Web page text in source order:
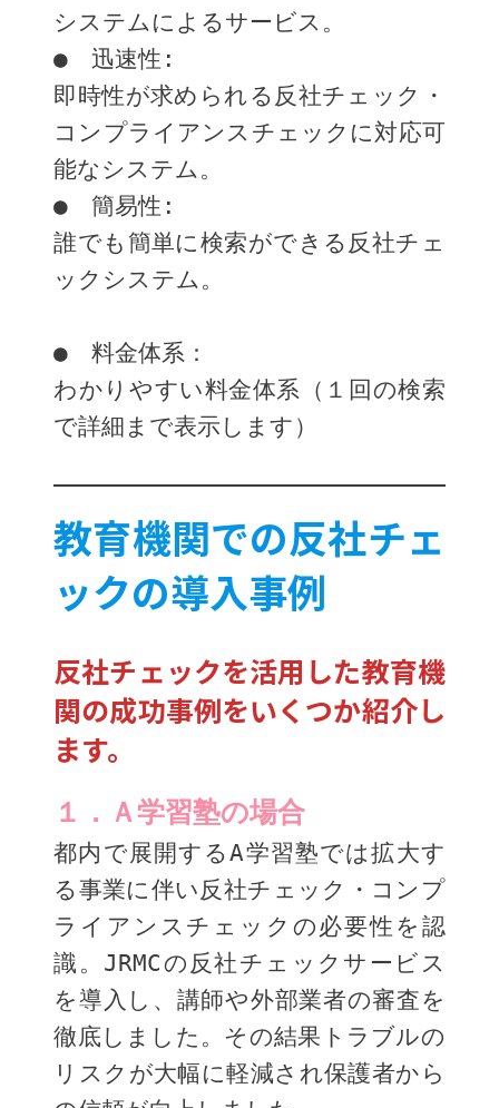
システムによるサービス。
●　迅速性:
即時性が求められる反社チェック・
コンプライアンスチェックに対応可
能なシステム。
●　簡易性:
誰でも簡単に検索ができる反社チェ
ックシステム。
●　料金体系：
わかりやすい料金体系（１回の検索
で詳細まで表示します）
教育機関での反社チェ
ックの導入事例
反社チェックを活用した教育機
関の成功事例をいくつか紹介し
ます。
１．Ａ学習塾の場合
都内で展開するA学習塾では拡大す
る事業に伴い反社チェック・コンプ
ライアンスチェックの必要性を認
識。JRMCの反社チェックサービス
を導入し、講師や外部業者の審査を
徹底しました。その結果トラブルの
リスクが大幅に軽減され保護者から